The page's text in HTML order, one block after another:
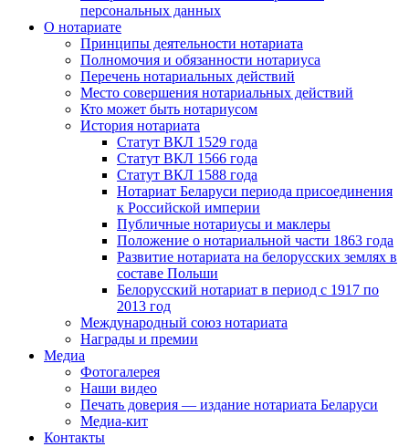
персональных данных
О нотариате
Принципы деятельности нотариата
Полномочия и обязанности нотариуса
Перечень нотариальных действий
Место совершения нотариальных действий
Кто может быть нотариусом
История нотариата
Статут ВКЛ 1529 года
Статут ВКЛ 1566 года
Статут ВКЛ 1588 года
Нотариат Беларуси периода присоединения
к Российской империи
Публичные нотариусы и маклеры
Положение о нотариальной части 1863 года
Развитие нотариата на белорусских землях в
составе Польши
Белорусский нотариат в период с 1917 по
2013 год
Международный союз нотариата
Награды и премии
Медиа
Фотогалерея
Наши видео
Печать доверия — издание нотариата Беларуси
Медиа-кит
Контакты